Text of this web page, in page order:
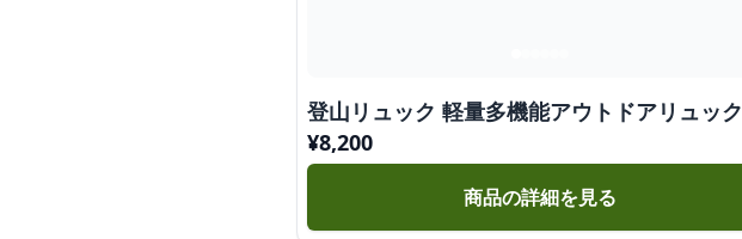
登山リュック 軽量多機能アウトドアリュック
¥8,200
商品の詳細を見る